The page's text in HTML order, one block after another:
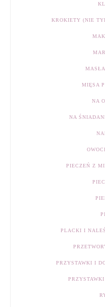
KROKIETY (NIE
MIĘSA
NA
NA
PIECZEŃ Z
PLACKI I
PRZYSTAWKI I